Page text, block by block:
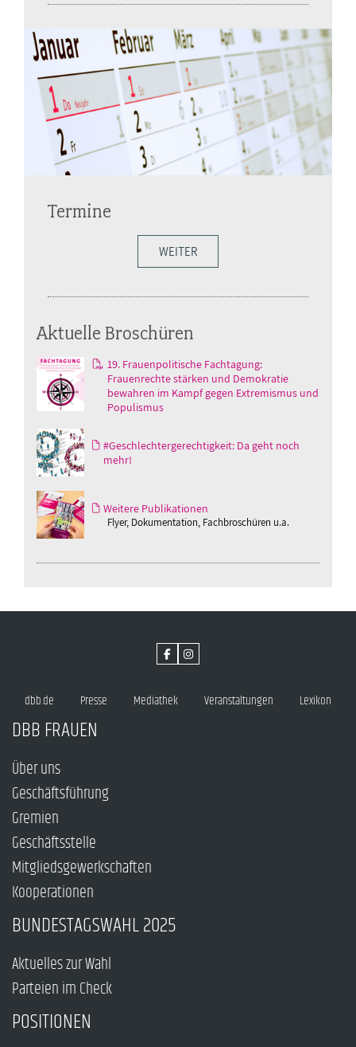
Termine
WEITER
Aktuelle Broschüren
19. Frauenpolitische Fachtagung:
Frauenrechte stärken und Demokratie
bewahren im Kampf gegen Extremismus und
Populismus
#Geschlechtergerechtigkeit: Da geht noch
mehr!
Weitere Publikationen
Flyer, Dokumentation, Fachbroschüren u.a.
dbb.de Presse Mediathek Veranstaltungen Lexikon
DBB FRAUEN
Über uns
Geschäftsführung
Gremien
Geschäftsstelle
Mitgliedsgewerkschaften
Kooperationen
BUNDESTAGSWAHL 2025
Aktuelles zur Wahl
Parteien im Check
POSITIONEN